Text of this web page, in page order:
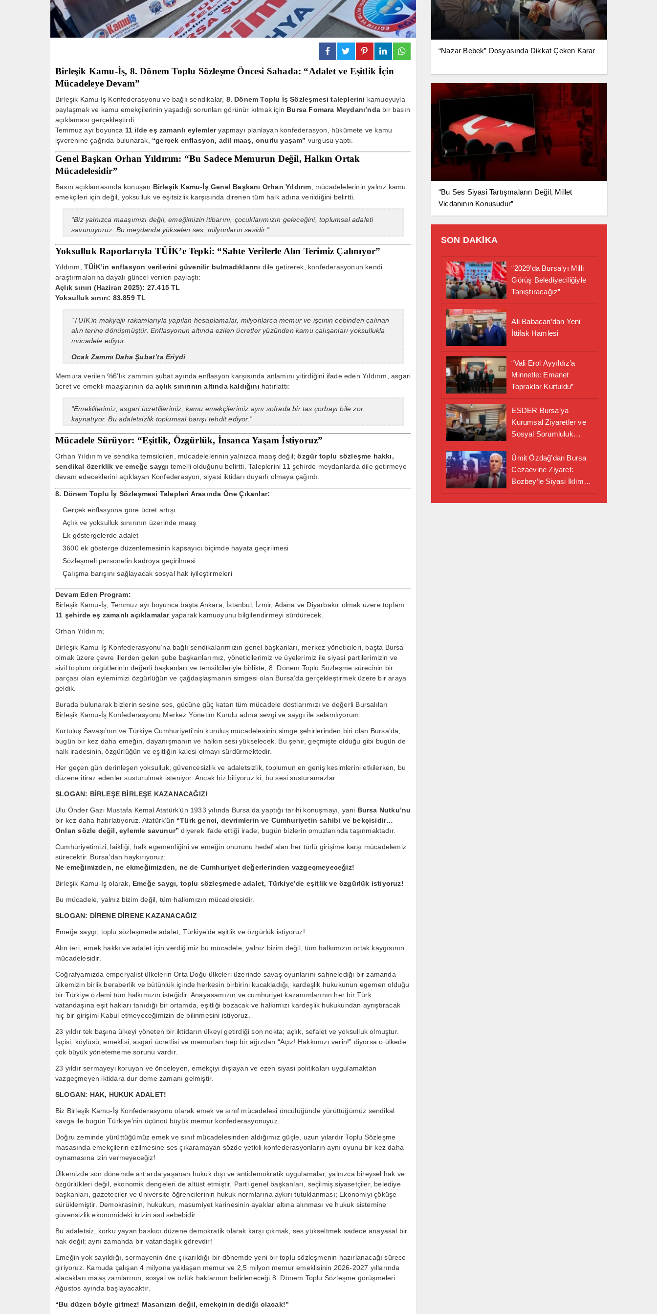
Birleşik Kamu-İş, 8. Dönem Toplu Sözleşme Öncesi Sahada: “Adalet ve Eşitlik İçin
Mücadeleye Devam”
Birleşik Kamu İş Konfederasyonu ve bağlı sendikalar, 8. Dönem Toplu İş Sözleşmesi taleplerini kamuoyuyla
paylaşmak ve kamu emekçilerinin yaşadığı sorunları görünür kılmak için Bursa Fomara Meydanı’nda bir basın
açıklaması gerçekleştirdi.
Temmuz ayı boyunca 11 ilde eş zamanlı eylemleryapmayı planlayan konfederasyon, hükümete ve kamu
işverenine çağrıda bulunarak, “gerçek enflasyon, adil maaş, onurlu yaşam” vurgusu yaptı.
Genel Başkan Orhan Yıldırım: “Bu Sadece Memurun Değil, Halkın Ortak
Mücadelesidir”
Basın açıklamasında konuşan Birleşik Kamu-İş Genel Başkanı Orhan Yıldırım , mücadelelerinin yalnız kamu
emekçileri için değil, yoksulluk ve eşitsizlik karşısında direnen tüm halk adına verildiğini belirtti.
“Biz yalnızca maaşımızı değil, emeğimizin itibarını, çocuklarımızın geleceğini, toplumsal adaleti
savunuyoruz. Bu meydanda yükselen ses, milyonların sesidir.”
Yoksulluk Raporlarıyla TÜİK’e Tepki: “Sahte Verilerle Alın Terimiz Çalınıyor”
Yıldırım, TÜİK’in enflasyon verilerini güvenilir bulmadıklarını dile getirerek, konfederasyonun kendi
araştırmalarına dayalı güncel verileri paylaştı:
Açlık sınırı (Haziran 2025): 27.415 TL
Yoksulluk sınırı: 83.859 TL
“TÜİK’in makyajlı rakamlarıyla yapılan hesaplamalar, milyonlarca memur ve işçinin cebinden çalınan
alın terine dönüşmüştür. Enflasyonun altında ezilen ücretler yüzünden kamu çalışanları yoksullukla
mücadele ediyor.
Ocak Zammı Daha Şubat’ta Eriydi
Memura verilen %6’lık zammın şubat ayında enflasyon karşısında anlamını yitirdiğini ifade eden Yıldırım, asgari
ücret ve emekli maaşlarının daaçlık sınırının altında kaldığını hatırlattı:
“Emeklilerimiz, asgari ücretlilerimiz, kamu emekçilerimiz aynı sofrada bir tas çorbayı bile zor
kaynatıyor. Bu adaletsizlik toplumsal barışı tehdit ediyor.”
Mücadele Sürüyor: “Eşitlik, Özgürlük, İnsanca Yaşam İstiyoruz”
Orhan Yıldırım ve sendika temsilcileri, mücadelelerinin yalnızca maaş değil;özgür toplu sözleşme hakkı,
sendikal özerklik ve emeğe saygı temelli olduğunu belirtti. Taleplerini 11 şehirde meydanlarda dile getirmeye
devam edeceklerini açıklayan Konfederasyon, siyasi iktidarı duyarlı olmaya çağırdı.
8. Dönem Toplu İş Sözleşmesi Talepleri Arasında Öne Çıkanlar:
Gerçek enflasyona göre ücret artışı
Açlık ve yoksulluk sınırının üzerinde maaş
Ek göstergelerde adalet
3600 ek gösterge düzenlemesinin kapsayıcı biçimde hayata geçirilmesi
Sözleşmeli personelin kadroya geçirilmesi
Çalışma barışını sağlayacak sosyal hak iyileştirmeleri
Devam Eden Program:
Birleşik Kamu-İş, Temmuz ayı boyunca başta Ankara, İstanbul, İzmir, Adana ve Diyarbakır olmak üzere toplam
11 şehirde eş zamanlı açıklamalaryaparak kamuoyunu bilgilendirmeyi sürdürecek.
Orhan Yıldırım;
Birleşik Kamu-İş Konfederasyonu’na bağlı sendikalarımızın genel başkanları, merkez yöneticileri, başta Bursa
olmak üzere çevre illerden gelen şube başkanlarımız, yöneticilerimiz ve üyelerimiz ile siyasi partilerimizin ve
sivil toplum örgütlerinin değerli başkanları ve temsilcileriyle birlikte, 8. Dönem Toplu Sözleşme sürecinin bir
parçası olan eylemimizi özgürlüğün ve çağdaşlaşmanın simgesi olan Bursa’da gerçekleştirmek üzere bir araya
geldik.
Burada bulunarak bizlerin sesine ses, gücüne güç katan tüm mücadele dostlarımızı ve değerli Bursalıları
Birleşik Kamu-İş Konfederasyonu Merkez Yönetim Kurulu adına sevgi ve saygı ile selamlıyorum.
Kurtuluş Savaşı’nın ve Türkiye Cumhuriyeti’nin kuruluş mücadelesinin simge şehirlerinden biri olan Bursa’da,
bugün bir kez daha emeğin, dayanışmanın ve halkın sesi yükselecek. Bu şehir, geçmişte olduğu gibi bugün de
halk iradesinin, özgürlüğün ve eşitliğin kalesi olmayı sürdürmektedir.
Her geçen gün derinleşen yoksulluk, güvencesizlik ve adaletsizlik, toplumun en geniş kesimlerini etkilerken, bu
düzene itiraz edenler susturulmak isteniyor. Ancak biz biliyoruz ki, bu sesi susturamazlar.
SLOGAN: BİRLEŞE BİRLEŞE KAZANACAĞIZ!
Ulu Önder Gazi Mustafa Kemal Atatürk’ün 1933 yılında Bursa’da yaptığı tarihi konuşmayı, yani Bursa Nutku’nu
bir kez daha hatırlatıyoruz. Atatürk’ün “Türk genci, devrimlerin ve Cumhuriyetin sahibi ve bekçisidir…
Onları sözle değil, eylemle savunur” diyerek ifade ettiği irade, bugün bizlerin omuzlarında taşınmaktadır.
Cumhuriyetimizi, laikliği, halk egemenliğini ve emeğin onurunu hedef alan her türlü girişime karşı mücadelemiz
sürecektir. Bursa’dan haykırıyoruz:
Ne emeğimizden, ne ekmeğimizden, ne de Cumhuriyet değerlerinden vazgeçmeyeceğiz!
Birleşik Kamu-İş olarak, Emeğe saygı, toplu sözleşmede adalet, Türkiye’de eşitlik ve özgürlük istiyoruz!
Bu mücadele, yalnız bizim değil, tüm halkımızın mücadelesidir.
SLOGAN: DİRENE DİRENE KAZANACAĞIZ
Emeğe saygı, toplu sözleşmede adalet, Türkiye’de eşitlik ve özgürlük istiyoruz!
Alın teri, emek hakkı ve adalet için verdiğimiz bu mücadele, yalnız bizim değil, tüm halkımızın ortak kaygısının
mücadelesidir.
Coğrafyamızda emperyalist ülkelerin Orta Doğu ülkeleri üzerinde savaş oyunlarını sahnelediği bir zamanda
ülkemizin birlik beraberlik ve bütünlük içinde herkesin birbirini kucakladığı, kardeşlik hukukunun egemen olduğu
bir Türkiye özlemi tüm halkımızın isteğidir. Anayasamızın ve cumhuriyet kazanımlarının her bir Türk
vatandaşına eşit hakları tanıdığı bir ortamda, eşitliği bozacak ve halkımızı kardeşlik hukukundan ayrıştıracak
hiç bir girişimi Kabul etmeyeceğimizin de bilinmesini istiyoruz.
23 yıldır tek başına ülkeyi yöneten bir iktidarın ülkeyi getirdiği son nokta; açlık, sefalet ve yoksulluk olmuştur.
İşçisi, köylüsü, emeklisi, asgari ücretlisi ve memurları hep bir ağızdan “Açız! Hakkımızı verin!” diyorsa o ülkede
çok büyük yönetememe sorunu vardır.
23 yıldır sermayeyi koruyan ve önceleyen, emekçiyi dışlayan ve ezen siyasi politikaları uygulamaktan
vazgeçmeyen iktidara dur deme zamanı gelmiştir.
SLOGAN: HAK, HUKUK ADALET!
Biz Birleşik Kamu-İş Konfederasyonu olarak emek ve sınıf mücadelesi öncülüğünde yürüttüğümüz sendikal
kavga ile bugün Türkiye’nin üçüncü büyük memur konfederasyonuyuz.
Doğru zeminde yürüttüğümüz emek ve sınıf mücadelesinden aldığımız güçle, uzun yılardır Toplu Sözleşme
masasında emekçilerin ezilmesine ses çıkaramayan sözde yetkili konfederasyonların aynı oyunu bir kez daha
oynamasına izin vermeyeceğiz!
Ülkemizde son dönemde art arda yaşanan hukuk dışı ve antidemokratik uygulamalar, yalnızca bireysel hak ve
özgürlükleri değil, ekonomik dengeleri de altüst etmiştir. Parti genel başkanları, seçilmiş siyasetçiler, belediye
başkanları, gazeteciler ve üniversite öğrencilerinin hukuk normlarına aykırı tutuklanması; Ekonomiyi çöküşe
sürüklemiştir. Demokrasinin, hukukun, masumiyet karinesinin ayaklar altına alınması ve hukuk sistemine
güvensizlik ekonomideki krizin asıl sebebidir.
Bu adaletsiz, korku yayan baskıcı düzene demokratik olarak karşı çıkmak, ses yükseltmek sadece anayasal bir
hak değil; aynı zamanda bir vatandaşlık görevdir!
Emeğin yok sayıldığı, sermayenin öne çıkarıldığı bir dönemde yeni bir toplu sözleşmenin hazırlanacağı sürece
giriyoruz. Kamuda çalışan 4 milyona yaklaşan memur ve 2,5 milyon memur emeklisinin 2026-2027 yıllarında
alacakları maaş zamlarının, sosyal ve özlük haklarının belirleneceği 8. Dönem Toplu Sözleşme görüşmeleri
Ağustos ayında başlayacaktır.
“Bu düzen böyle gitmez! Masanızın değil, emekçinin dediği olacak!”
“Nazar Bebek” Dosyasında Dikkat Çeken Karar
“Bu Ses Siyasi Tartışmaların Değil, Millet
Vicdanının Konusudur”
SON DAKİKA
“2029’da Bursa’yı Milli
Görüş Belediyeciliğiyle
Tanıştıracağız”
Ali Babacan’dan Yeni
İttifak Hamlesi
“Vali Erol Ayyıldız’a
Minnetle: Emanet
Topraklar Kurtuldu”
ESDER Bursa’ya
Kurumsal Ziyaretler ve
Sosyal Sorumluluk
Alanında Önemli İş
Birliği Adımı
Ümit Özdağ’dan Bursa
Cezaevine Ziyaret:
Bozbey’le Siyasi İklim